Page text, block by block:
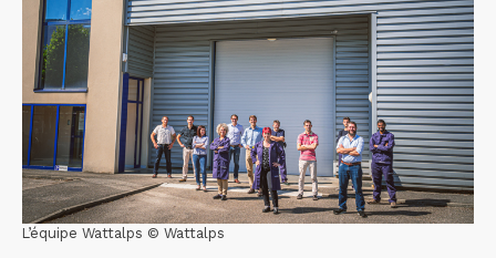
L’équipe Wattalps © Wattalps